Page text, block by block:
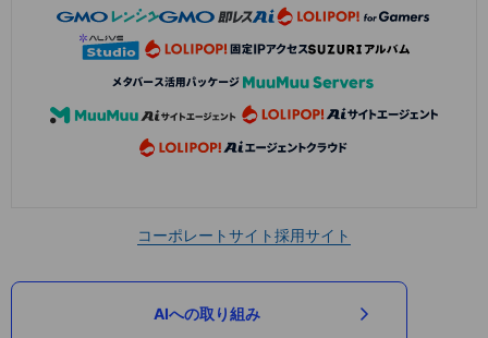
コーポレートサイト採用サイト
AIへの取り組み